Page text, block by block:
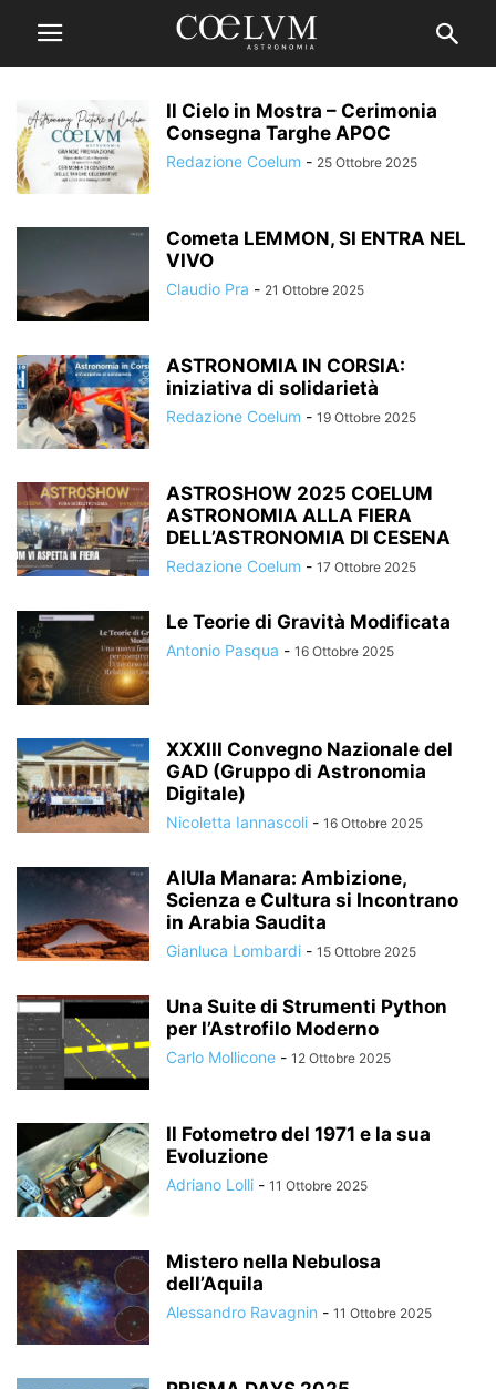
Il Cielo in Mostra – Cerimonia
Consegna Targhe APOC
Redazione Coelum - 25 Ottobre 2025
Cometa LEMMON, SI ENTRA NEL
VIVO
Claudio Pra - 21 Ottobre 2025
ASTRONOMIA IN CORSIA:
iniziativa di solidarietà
Redazione Coelum - 19 Ottobre 2025
ASTROSHOW 2025 COELUM
ASTRONOMIA ALLA FIERA
DELL’ASTRONOMIA DI CESENA
Redazione Coelum - 17 Ottobre 2025
Le Teorie di Gravità Modificata
Antonio Pasqua - 16 Ottobre 2025
XXXIII Convegno Nazionale del
GAD (Gruppo di Astronomia
Digitale)
Nicoletta Iannascoli - 16 Ottobre 2025
AlUla Manara: Ambizione,
Scienza e Cultura si Incontrano
in Arabia Saudita
Gianluca Lombardi - 15 Ottobre 2025
Una Suite di Strumenti Python
per l’Astrofilo Moderno
Carlo Mollicone - 12 Ottobre 2025
Il Fotometro del 1971 e la sua
Evoluzione
Adriano Lolli - 11 Ottobre 2025
Mistero nella Nebulosa
dell’Aquila
Alessandro Ravagnin - 11 Ottobre 2025